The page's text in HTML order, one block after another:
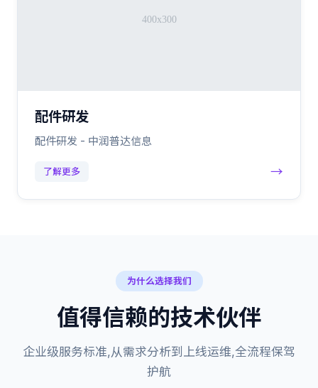
配件研发
配件研发 - 中润普达信息
了解更多 →
为什么选择我们
值得信赖的技术伙伴
企业级服务标准,从需求分析到上线运维,全流程保驾
护航